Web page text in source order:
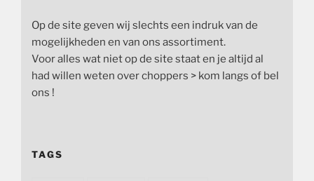
Op de site geven wij slechts een indruk van de
mogelijkheden en van ons assortiment.
Voor alles wat niet op de site staat en je altijd al
had willen weten over choppers > kom langs of bel
ons !
TAGS